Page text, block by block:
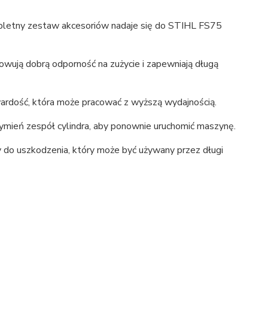
zestaw akcesoriów nadaje się do STIHL FS75
dobrą odporność na zużycie i zapewniają długą
która może pracować z wyższą wydajnością.
zespół cylindra, aby ponownie uruchomić maszynę.
uszkodzenia, który może być używany przez długi